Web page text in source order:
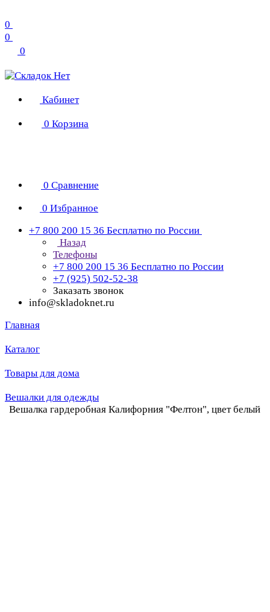
0
0
0
Кабинет
0 Корзина
0 Сравнение
0 Избранное
+7 800 200 15 36 Бесплатно по России
Назад
Телефоны
+7 800 200 15 36 Бесплатно по России
+7 (925) 502-52-38
Заказать звонок
info@skladoknet.ru
Главная
Каталог
Товары для дома
Вешалки для одежды
Вешалка гардеробная Калифорния "Фелтон", цвет белый